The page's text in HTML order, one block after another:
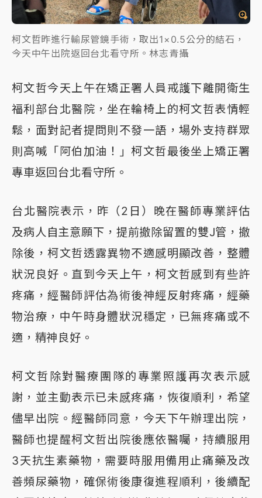
柯文哲昨進行輸尿管鏡手術，取出1×0.5公分的結石，
今天中午出院返回台北看守所。林志青攝
柯文哲今天上午在矯正署人員戒護下離開衛生
福利部台北醫院，坐在輪椅上的柯文哲表情輕
鬆，面對記者提問則不發一語，場外支持群眾
則高喊「阿伯加油！」柯文哲最後坐上矯正署
專車返回台北看守所。
台北醫院表示，昨（2日）晚在醫師專業評估
及病人自主意願下，提前撤除留置的雙J管，撤
除後，柯文哲透露異物不適感明顯改善，整體
狀況良好。直到今天上午，柯文哲感到有些許
疼痛，經醫師評估為術後神經反射疼痛，經藥
物治療，中午時身體狀況穩定，已無疼痛或不
適，精神良好。
柯文哲除對醫療團隊的專業照護再次表示感
謝，並主動表示已未感疼痛，恢復順利，希望
儘早出院。經醫師同意，今天下午辦理出院，
醫師也提醒柯文哲出院後應依醫囑，持續服用
3天抗生素藥物，需要時服用備用止痛藥及改
善頻尿藥物，確保術後康復進程順利，後續配